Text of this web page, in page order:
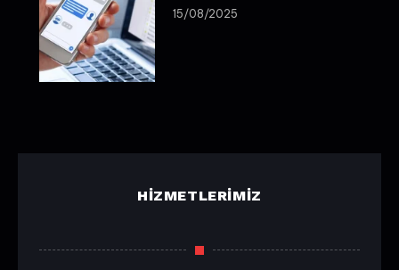
15/08/2025
HIZMETLERIMIZ